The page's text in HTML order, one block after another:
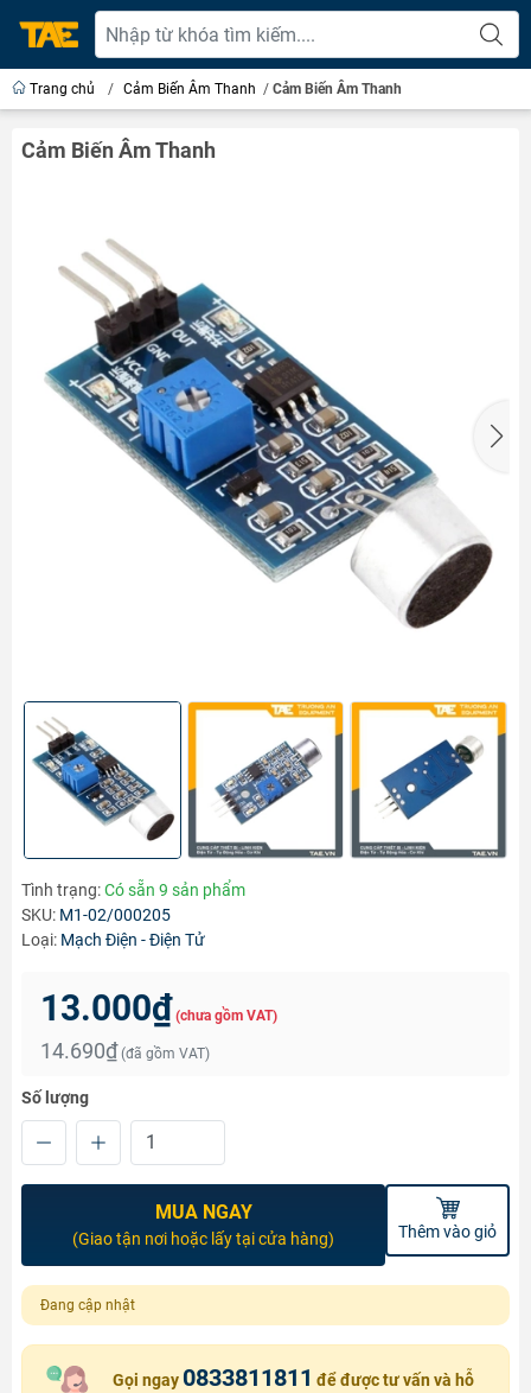
Trang chủ / Cảm Biến Âm Thanh / Cảm Biến Âm Thanh
Cảm Biến Âm Thanh
Tình trạng:Có sẵn 9 sản phẩm
SKU: M1-02/000205
Loại: Mạch Điện - Điện Tử
13.000₫ (chưa gồm VAT)
14.690₫ (đã gồm VAT)
Số lượng
MUA NGAY
(Giao tận nơi hoặc lấy tại cửa hàng) Thêm vào giỏ
Đang cập nhật
Gọi ngay 0833811811 để được tư vấn và hỗ